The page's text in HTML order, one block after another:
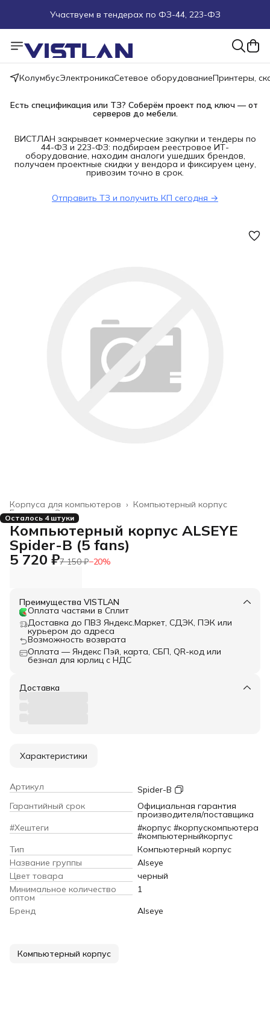
Участвуем в тендерах по ФЗ-44, 223-ФЗ
Поможем подобрать оборудование под ТЗ
Пришлите запрос на e-mail или в чат
КолумбусЭлектроникаСетевое оборудованиеПринтеры,
Есть спецификация или ТЗ? Соберём проект под ключ — от
серверов до мебели.
ВИСТЛАН закрывает коммерческие закупки и тендеры по
44-ФЗ и 223-ФЗ: подбираем реестровое ИТ-
оборудование, находим аналоги ушедших брендов,
получаем проектные скидки у вендора и фиксируем цену,
привозим точно в срок.
Отправить ТЗ и получить КП сегодня →
Компьютерный корпус
Корпуса для компьютеров ›
Электроника
Главная ›
Осталось 4 штуки
Компьютерный корпус ALSEYE
Spider-B (5 fans)
5 720 ₽7 150 ₽−20%
Преимущества VISTLAN
Оплата частями в Сплит
Доставка до ПВЗ Яндекс.Маркет, СДЭК, ПЭК или
курьером до адреса
Возможность возврата
Оплата — Яндекс Пэй, карта, СБП, QR-код или
безнал для юрлиц с НДС
Доставка
Характеристики
Артикул
Spider-B
Гарантийный срок
Официальная гарантия
производителя/поставщика
#Хештеги
#корпус #корпускомпьютера
#компьютерныйкорпус
Тип
Компьютерный корпус
Название группы
Alseye
Цвет товара
черный
Минимальное количество
оптом
1
Бренд
Alseye
Компьютерный корпус